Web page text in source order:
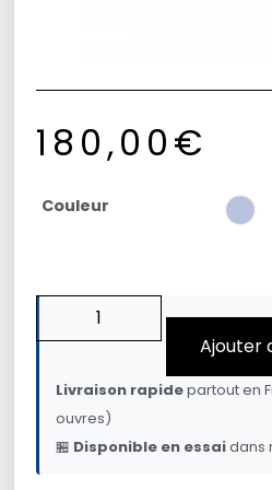
180,00€
Couleur
Ajouter
Livraison rapidepartout en
ouvres)
🏪 Disponible en essaidans